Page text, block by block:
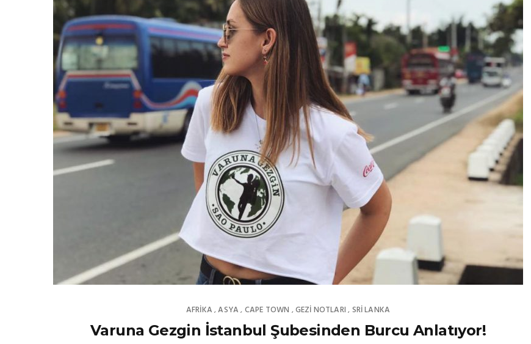
AFRIKA ,ASYA , CAPE TOWN ,GEZI NOTLARI , SRI LANKA
Varuna Gezgin İstanbul Şubesinden Burcu Anlatıyor!